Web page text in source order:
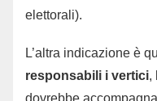
elettorali).
L’altra indicazione è
responsabili i vertici,
dovrebbe